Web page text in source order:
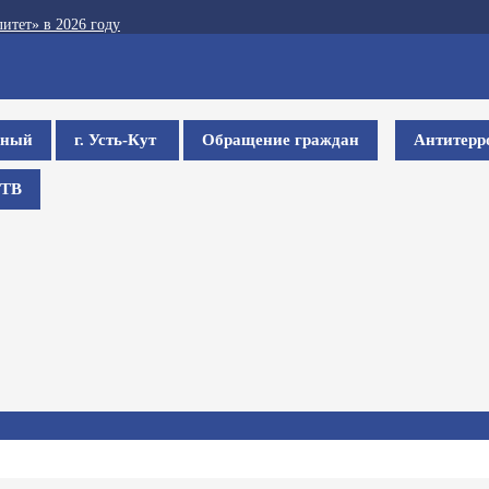
в 2026 году
г. Усть-Кут Обращение граждан